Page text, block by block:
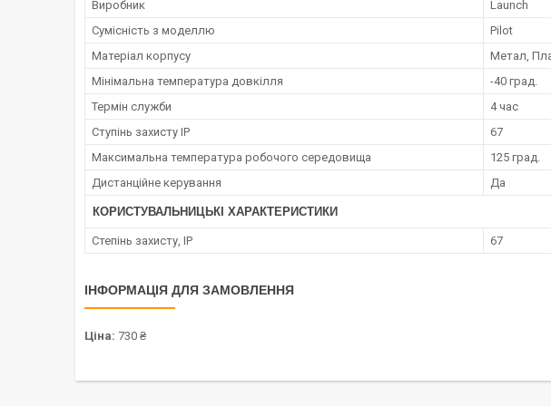
Виробник
Launch
Сумісність з моделлю
Pilot
Матеріал корпусу
Метал,
Мінімальна температура довкілля
-40 град.
Термін служби
4 час
Ступінь захисту IP
67
Максимальна температура робочого середовища
125 град.
Дистанційне керування
Да
КОРИСТУВАЛЬНИЦЬКІ ХАРАКТЕРИСТИКИ
Степінь захисту, IP 67
ІНФОРМАЦІЯ ДЛЯ ЗАМОВЛЕННЯ
Ціна: 730 ₴